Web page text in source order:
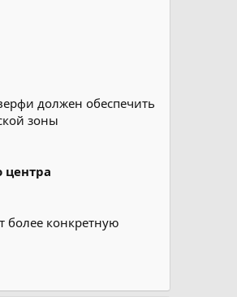
должен обеспечить
зоны
центра
более конкретную